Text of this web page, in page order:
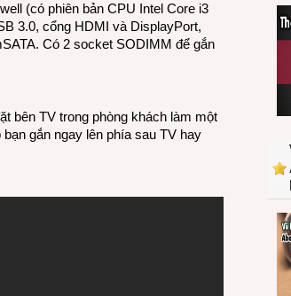
(có phiên bản CPU Intel Core i3
3.0, cổng HDMI và DisplayPort,
Có 2 socket SODIMM để gắn
bên TV trong phòng khách làm một
gắn ngay lên phía sau TV hay